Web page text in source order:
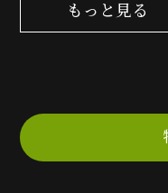
もっと見る